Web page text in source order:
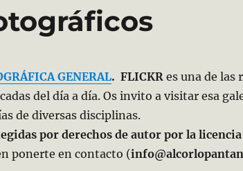
GENERAL. FLICKRes una de las
del día a día. Os invito a visitar esa
de diversas disciplinas.
por derechos de autor por la
ponerte en contacto (